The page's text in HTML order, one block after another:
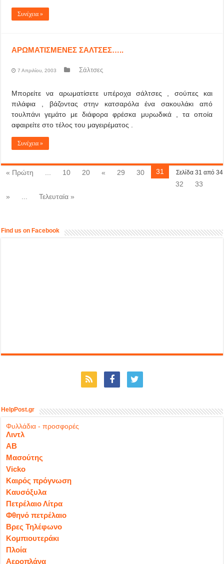
Συνέχεια »
ΑΡΩΜΑΤΙΣΜΕΝΕΣ ΣΑΛΤΣΕΣ…..
7 Απριλίου, 2003 Σάλτσες
Μπορείτε να αρωματίσετε υπέροχα σάλτσες , σούπες και
πιλάφια , βάζοντας στην κατσαρόλα ένα σακουλάκι από
τουλπάνι γεμάτο με διάφορα φρέσκα μυρωδικά , τα οποία
αφαιρείτε στο τέλος του μαγειρέματος .
Συνέχεια »
Σελίδα 31 από 34
« Πρώτη 10 20 « 29 30
31
32
33
»
Τελευταία »
Find us on Facebook
HelpPost.gr
Φυλλάδια - προσφορές
Λιντλ
ΑΒ
Μασούτης
Vicko
Καιρός πρόγνωση
Καυσόξυλα
Πετρέλαιο Λίτρα
Φθηνό πετρέλαιο
Βρες Τηλέφωνο
Κομπιουτεράκι
Πλοία
Αεροπλάνα